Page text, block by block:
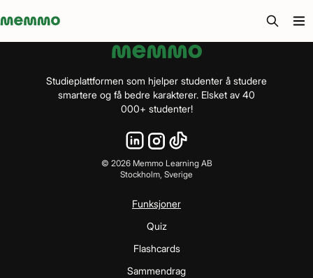
Memmo - AI-verktyg och digital kurslitteratur
Studieplattformen som hjelper studenter å studere
smartere og få bedre karakterer. Elsket av 40
000+ studenter!
© 2026Memmo Learning AB
Stockholm, Sverige
Funksjoner
Quiz
Flashcards
Sammendrag